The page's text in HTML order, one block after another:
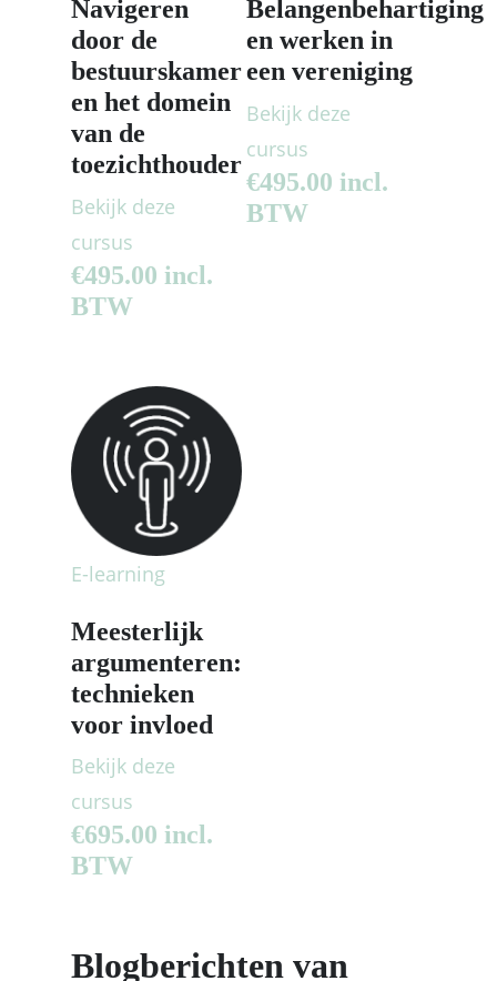
Navigeren
door de
bestuurskamer
en het domein
van de
toezichthouder
Bekijk deze
cursus
€495.00 incl.
BTW
Belangenbehartiging
en werken in
een vereniging
Bekijk deze
cursus
€495.00 incl.
BTW
E-learning
Meesterlijk
argumenteren:
technieken
voor invloed
Bekijk deze
cursus
€695.00 incl.
BTW
Blogberichten van